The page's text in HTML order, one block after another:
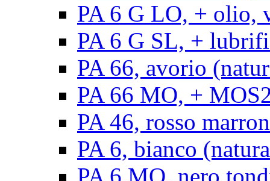
PA 6 G LO, + olio,
PA 6 G SL, +
PA 66, avorio
PA 66 MO, +
PA 46, rosso
PA 6, bianco